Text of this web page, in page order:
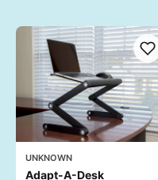
UNKNOWN
Adapt-A-Desk